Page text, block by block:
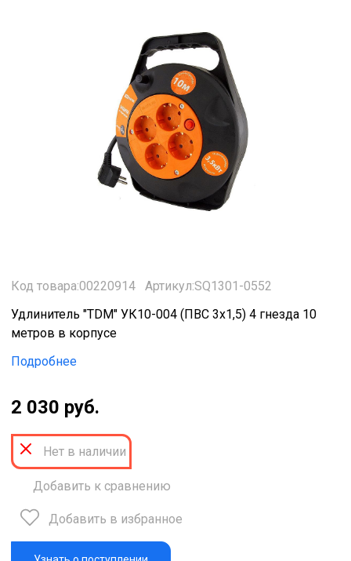
Код товара:00220914
Артикул:SQ1301-0552
Удлинитель "TDM" УК10-004 (ПВС 3х1,5) 4 гнезда 10
метров в корпусе
Подробнее
2 030 руб.
Нет в наличии
Добавить к сравнению
Добавить в избранное